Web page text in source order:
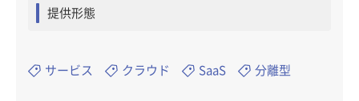
提供形態
サービス クラウド SaaS 分離型